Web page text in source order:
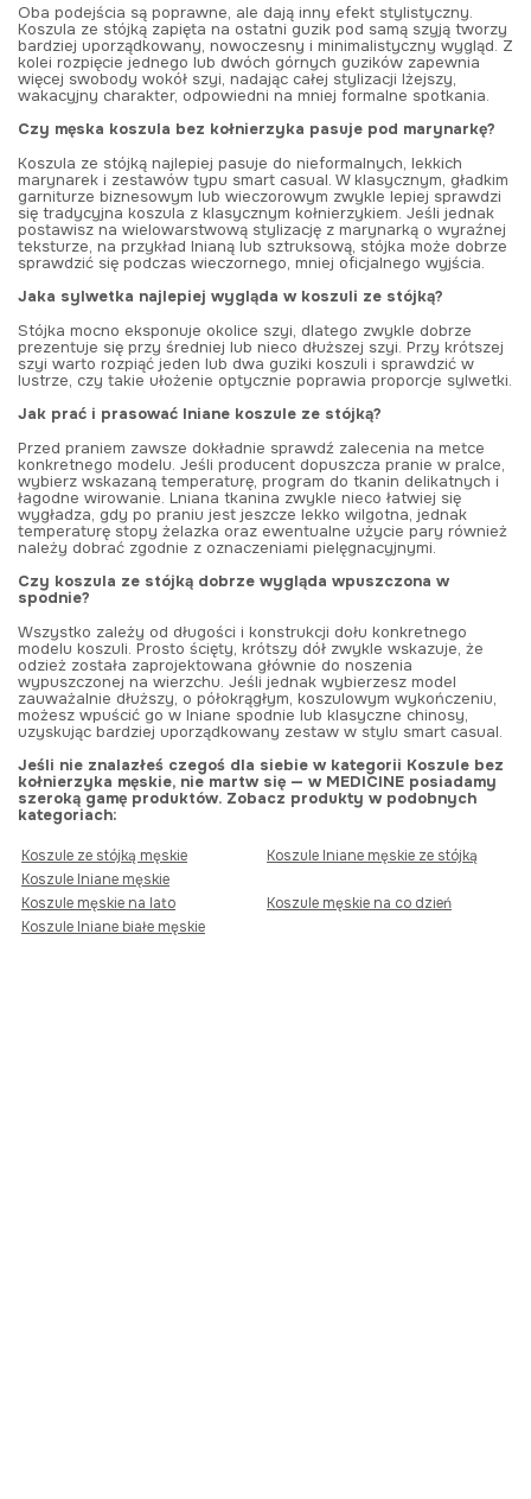
Oba podejścia są poprawne, ale dają inny efekt stylistyczny.
Koszula ze stójką zapięta na ostatni guzik pod samą szyją tworzy
bardziej uporządkowany, nowoczesny i minimalistyczny wygląd. Z
kolei rozpięcie jednego lub dwóch górnych guzików zapewnia
więcej swobody wokół szyi, nadając całej stylizacji lżejszy,
wakacyjny charakter, odpowiedni na mniej formalne spotkania.
Czy męska koszula bez kołnierzyka pasuje pod marynarkę?
Koszula ze stójką najlepiej pasuje do nieformalnych, lekkich
marynarek i zestawów typu smart casual. W klasycznym, gładkim
garniturze biznesowym lub wieczorowym zwykle lepiej sprawdzi
się tradycyjna koszula z klasycznym kołnierzykiem. Jeśli jednak
postawisz na wielowarstwową stylizację z marynarką o wyraźnej
teksturze, na przykład lnianą lub sztruksową, stójka może dobrze
sprawdzić się podczas wieczornego, mniej oficjalnego wyjścia.
Jaka sylwetka najlepiej wygląda w koszuli ze stójką?
Stójka mocno eksponuje okolice szyi, dlatego zwykle dobrze
prezentuje się przy średniej lub nieco dłuższej szyi. Przy krótszej
szyi warto rozpiąć jeden lub dwa guziki koszuli i sprawdzić w
lustrze, czy takie ułożenie optycznie poprawia proporcje sylwetki.
Jak prać i prasować lniane koszule ze stójką?
Przed praniem zawsze dokładnie sprawdź zalecenia na metce
konkretnego modelu. Jeśli producent dopuszcza pranie w pralce,
wybierz wskazaną temperaturę, program do tkanin delikatnych i
łagodne wirowanie. Lniana tkanina zwykle nieco łatwiej się
wygładza, gdy po praniu jest jeszcze lekko wilgotna, jednak
temperaturę stopy żelazka oraz ewentualne użycie pary również
należy dobrać zgodnie z oznaczeniami pielęgnacyjnymi.
Czy koszula ze stójką dobrze wygląda wpuszczona w
spodnie?
Wszystko zależy od długości i konstrukcji dołu konkretnego
modelu koszuli. Prosto ścięty, krótszy dół zwykle wskazuje, że
odzież została zaprojektowana głównie do noszenia
wypuszczonej na wierzchu. Jeśli jednak wybierzesz model
zauważalnie dłuższy, o półokrągłym, koszulowym wykończeniu,
możesz wpuścić go w lniane spodnie lub klasyczne chinosy,
uzyskując bardziej uporządkowany zestaw w stylu smart casual.
Jeśli nie znalazłeś czegoś dla siebie w kategorii Koszule bez
kołnierzyka męskie, nie martw się — w MEDICINE posiadamy
szeroką gamę produktów. Zobacz produkty w podobnych
kategoriach:
Koszule ze stójką męskie
Koszule lniane męskie ze stójką
Koszule lniane męskie
Koszule męskie na lato
Koszule męskie na co dzień
Koszule lniane białe męskie